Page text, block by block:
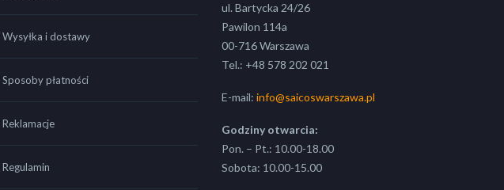
Wysyłka i dostawy
Sposoby płatności
Reklamacje
Regulamin
ul. Bartycka 24/26
Pawilon 114a
00-716 Warszawa
Tel.: +48 578 202 021
E-mail: info@saicoswarszawa.pl
Godziny otwarcia:
Pon. – Pt.: 10.00-18.00
Sobota: 10.00-15.00